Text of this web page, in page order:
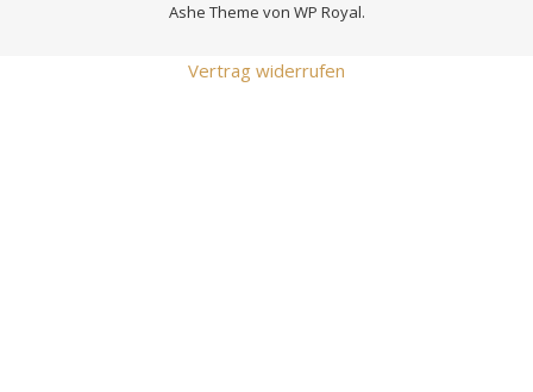
Ashe Theme von WP Royal.
Vertrag widerrufen